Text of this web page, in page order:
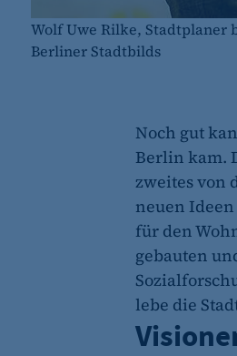
Wolf Uwe Rilke, Stadtplaner
Berliner Stadtbilds
Noch gut
Berlin kam.
zweites von
neuen
für den
gebauten
lebe die